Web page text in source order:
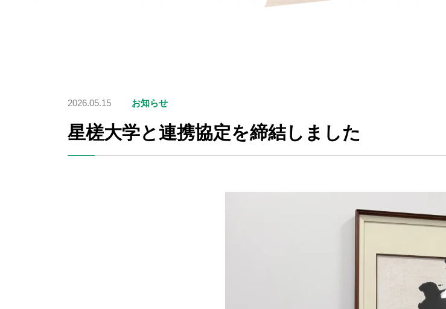
2026.05.15 お知らせ
星槎大学と連携協定を締結しました